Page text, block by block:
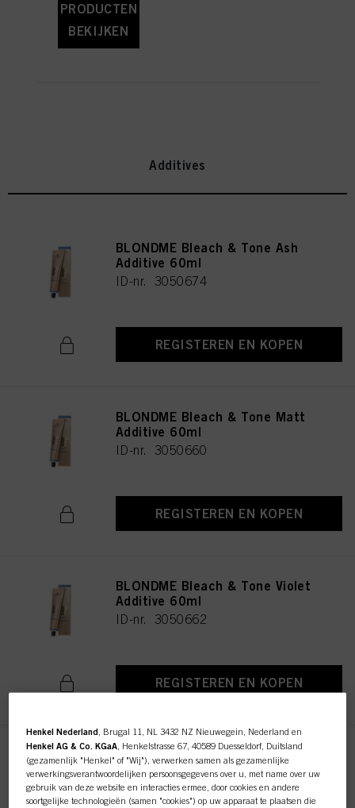
PRODUCTEN
BEKIJKEN
Additives
BLONDME Bleach & Tone Ash
Additive 60ml
ID-nr. 3050674
REGISTEREN EN KOPEN
BLONDME Bleach & Tone Matt
Additive 60ml
ID-nr. 3050660
REGISTEREN EN KOPEN
BLONDME Bleach & Tone Violet
Additive 60ml
ID-nr. 3050662
REGISTEREN EN KOPEN
Developers
Henkel Nederland , Brugal 11, NL 3432 NZ Nieuwegein, Nederland en
Henkel AG & Co. KGaA , Henkelstrasse 67, 40589 Duesseldorf, Duitsland
(gezamenlijk "Henkel" of "Wij"), verwerken samen als gezamenlijke
verwerkingsverantwoordelijken persoonsgegevens over u, met name over uw
gebruik van deze website en interacties ermee, door cookies en andere
soortgelijke technologieën (samen "cookies") op uw apparaat te plaatsen die